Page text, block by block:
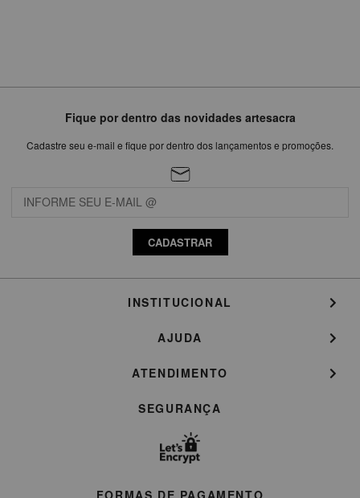
Fique por dentro das novidades artesacra
Cadastre seu e-mail e fique por dentro dos lançamentos e promoções.
CADASTRAR
INSTITUCIONAL
AJUDA
ATENDIMENTO
SEGURANÇA